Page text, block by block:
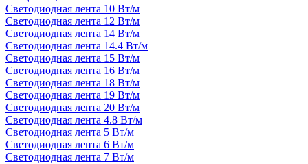
Светодиодная лента 10 Вт/м
Светодиодная лента 12 Вт/м
Светодиодная лента 14 Вт/м
Светодиодная лента 14.4 Вт/м
Светодиодная лента 15 Вт/м
Светодиодная лента 16 Вт/м
Светодиодная лента 18 Вт/м
Светодиодная лента 19 Вт/м
Светодиодная лента 20 Вт/м
Светодиодная лента 4.8 Вт/м
Светодиодная лента 5 Вт/м
Светодиодная лента 6 Вт/м
Светодиодная лента 7 Вт/м